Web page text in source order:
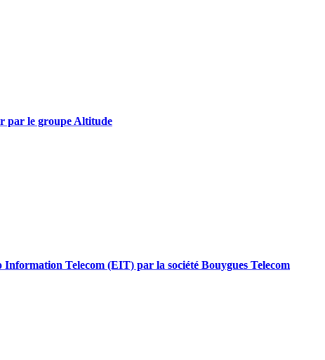
par le groupe Altitude
Telecom (EIT) par la société Bouygues Telecom